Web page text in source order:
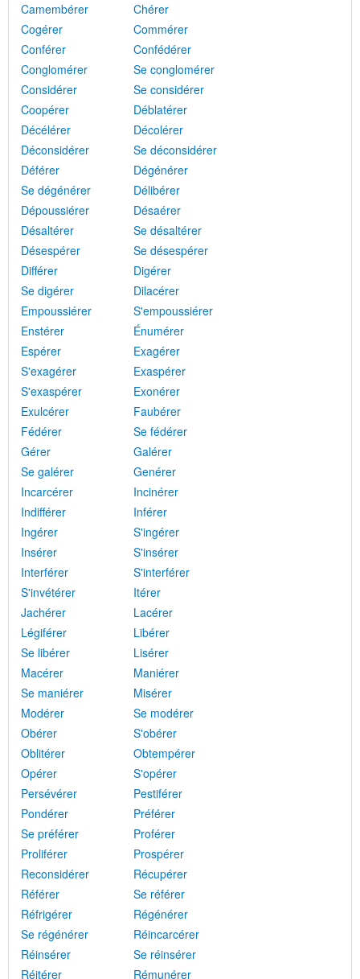
Camembérer
Chérer
Cogérer
Commérer
Conférer
Confédérer
Conglomérer
Se conglomérer
Considérer
Se considérer
Coopérer
Déblatérer
Décélérer
Décolérer
Déconsidérer
Se déconsidérer
Déférer
Dégénérer
Se dégénérer
Délibérer
Dépoussiérer
Désaérer
Désaltérer
Se désaltérer
Désespérer
Se désespérer
Différer
Digérer
Se digérer
Dilacérer
Empoussiérer
S'empoussiérer
Enstérer
Énumérer
Espérer
Exagérer
S'exagérer
Exaspérer
S'exaspérer
Exonérer
Exulcérer
Faubérer
Fédérer
Se fédérer
Gérer
Galérer
Se galérer
Genérer
Incarcérer
Incinérer
Indifférer
Inférer
Ingérer
S'ingérer
Insérer
S'insérer
Interférer
S'interférer
S'invétérer
Itérer
Jachérer
Lacérer
Légiférer
Libérer
Se libérer
Lisérer
Macérer
Maniérer
Se maniérer
Misérer
Modérer
Se modérer
Obérer
S'obérer
Oblitérer
Obtempérer
Opérer
S'opérer
Persévérer
Pestiférer
Pondérer
Préférer
Se préférer
Proférer
Proliférer
Prospérer
Reconsidérer
Récupérer
Référer
Se référer
Réfrigérer
Régénérer
Se régénérer
Réincarcérer
Réinsérer
Se réinsérer
Réitérer
Rémunérer